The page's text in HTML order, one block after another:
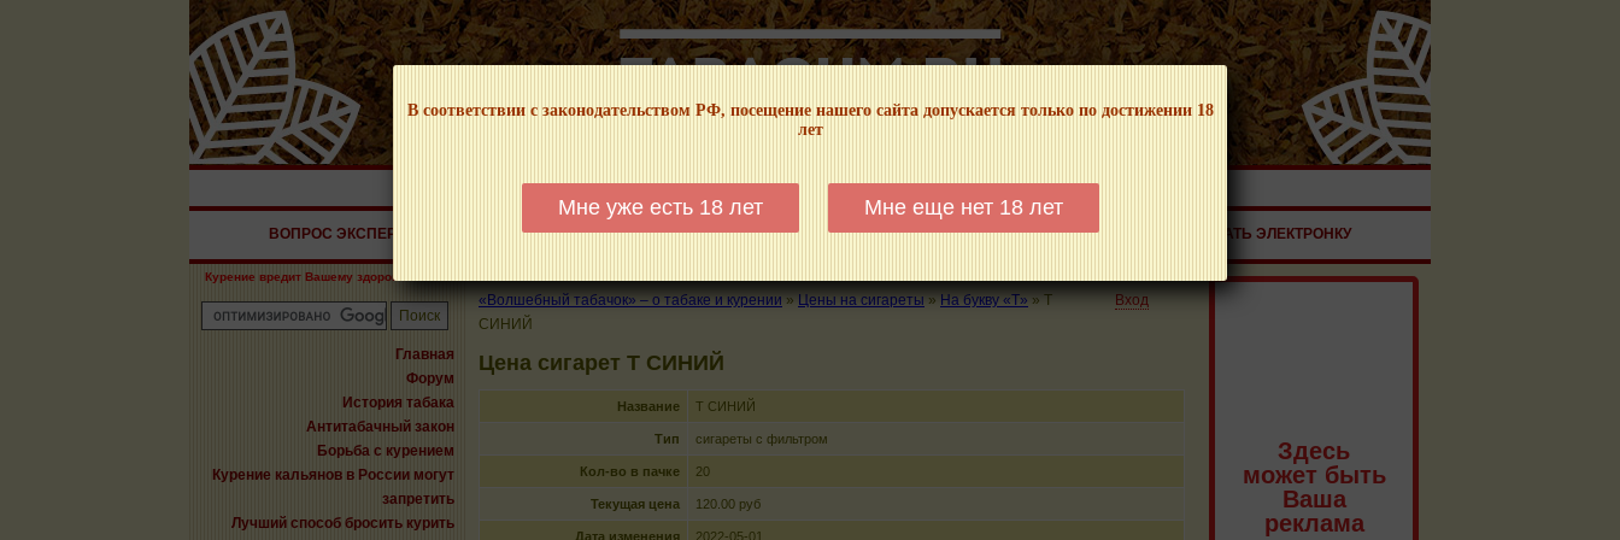
В соответствии с законодательством РФ, посещение нашего сайта допускается только по достижении 18
лет
Мне уже есть 18 лет Мне еще нет 18 лет
НАШ ПОРТАЛ – ИНФОРМАЦИОННЫЙ! МЫ НЕ ЗАНИМАЕМСЯ ПРОДАЖЕЙ И РЕКЛАМОЙ ТАБАЧНОЙ ПРОДУКЦИИ!
ВОПРОС ЭКСПЕРТУ КАЛЬЯНЫ ТРУБКИ ГДЕ КУПИТЬ ГДЕ ПОКУРИТЬ КУРЕНИЕ И ЗДОРОВЬЕ ЗАКАЗАТЬ ЭЛЕКТРОНКУ
Курение вредит Вашему здоровью!
Главная
Форум
История табака
Антитабачный закон
Борьба с курением
Курение кальянов в России могут
запретить
Лучший способ бросить курить
«Волшебный табачок» – о табаке и курении » Цены на сигареты » На букву «T» » T
СИНИЙ
Вход
Цена сигарет T СИНИЙ
Название T СИНИЙ
Тип сигареты с фильтром
Кол-во в пачке 20
Текущая цена 120.00 руб
Дата изменения 2022-05-01
Здесь
может быть
Ваша
реклама